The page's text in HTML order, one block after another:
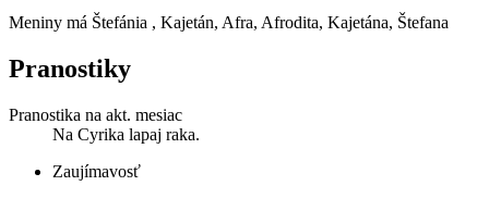
Meniny má Štefánia , Kajetán, Afra, Afrodita, Kajetána, Štefana
Pranostiky
Pranostika na akt. mesiac
Na Cyrika lapaj raka.
Zaujímavosť